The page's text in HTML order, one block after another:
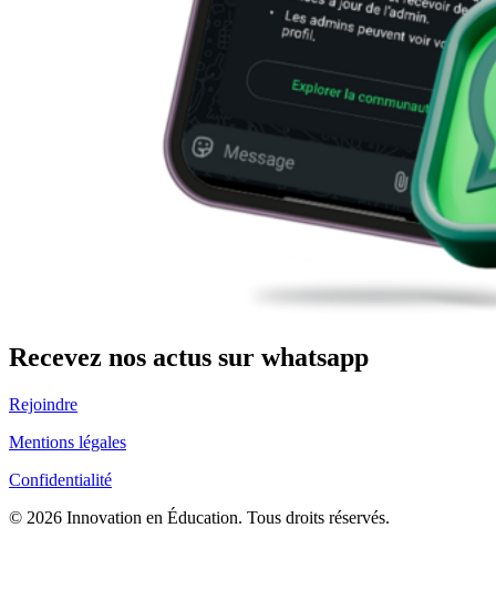
Recevez nos actus sur whatsapp
Rejoindre
Mentions légales
Confidentialité
© 2026 Innovation en Éducation. Tous droits réservés.